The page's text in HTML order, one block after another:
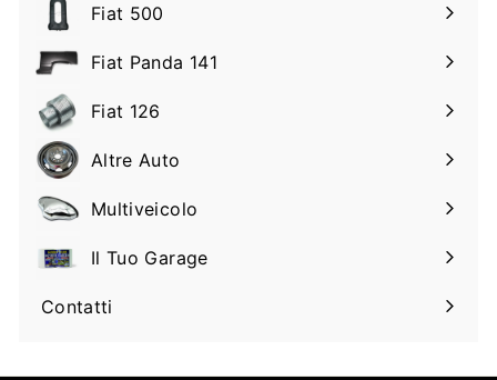
Fiat 500
Espandi
il
sottomenu
Fiat Panda 141
Espandi
il
sottomenu
Fiat 126
Espandi
il
sottomenu
Altre Auto
Espandi
il
sottomenu
Multiveicolo
Espandi
il
sottomenu
Il Tuo Garage
Espandi
il
Contatti